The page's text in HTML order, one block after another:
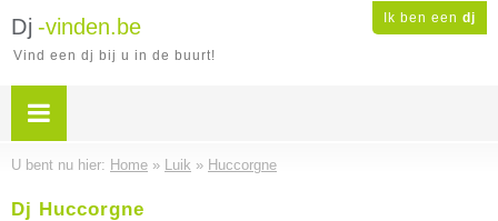
Ik ben een dj
Dj -vinden.be
Vind een dj bij u in de buurt!
U bent nu hier: Home » Luik » Huccorgne
Dj Huccorgne